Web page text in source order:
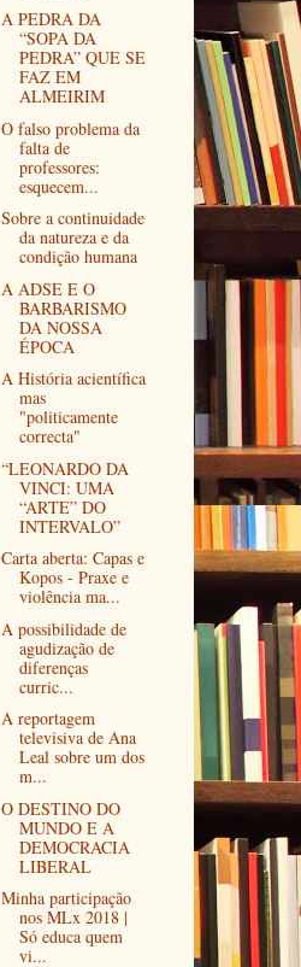
A PEDRA DA
“SOPA DA
PEDRA” QUE SE
FAZ EM
ALMEIRIM
O falso problema da
falta de
professores:
esquecem...
Sobre a continuidade
da natureza e da
condição humana
A ADSE E O
BARBARISMO
DA NOSSA
ÉPOCA
A História acientífica
mas
"politicamente
correcta"
“LEONARDO DA
VINCI: UMA
“ARTE” DO
INTERVALO”
Carta aberta: Capas e
Kopos - Praxe e
violência ma...
A possibilidade de
agudização de
diferenças
curric...
A reportagem
televisiva de Ana
Leal sobre um dos
m...
O DESTINO DO
MUNDO E A
DEMOCRACIA
LIBERAL
Minha participação
nos MLx 2018 |
Só educa quem
vi...